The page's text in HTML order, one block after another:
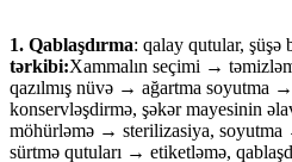
1. Qablaşdırma: qalay qutular, şüşə
tərkibi:Xammalın seçimi →
qazılmış nüvə → ağartma soyutma
konservləşdirmə, şəkər mayesinin
möhürləmə → sterilizasiya,
sürtmə qutuları → etiketləmə,